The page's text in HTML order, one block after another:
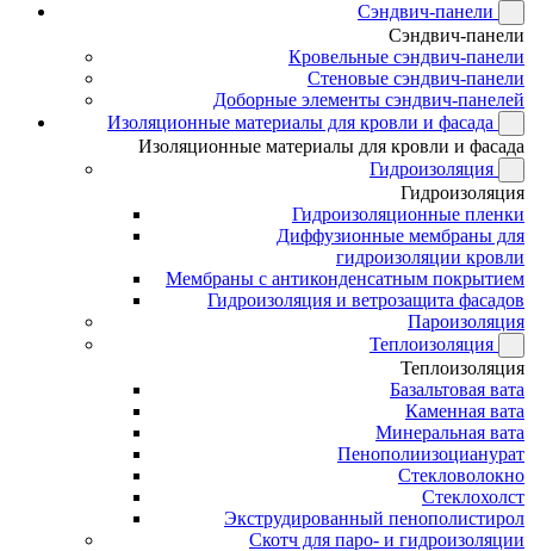
Сэндвич-панели
Сэндвич-панели
Кровельные сэндвич-панели
Стеновые сэндвич-панели
Доборные элементы сэндвич-панелей
Изоляционные материалы для кровли и фасада
Изоляционные материалы для кровли и фасада
Гидроизоляция
Гидроизоляция
Гидроизоляционные пленки
Диффузионные мембраны для
гидроизоляции кровли
Мембраны с антиконденсатным покрытием
Гидроизоляция и ветрозащита фасадов
Пароизоляция
Теплоизоляция
Теплоизоляция
Базальтовая вата
Каменная вата
Минеральная вата
Пенополиизоцианурат
Стекловолокно
Стеклохолст
Экструдированный пенополистирол
Скотч для паро- и гидроизоляции